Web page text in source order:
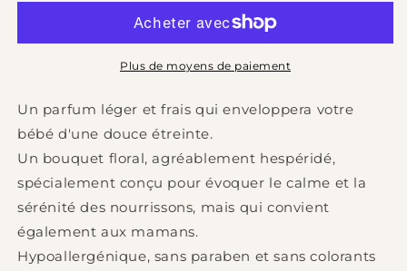
ml
30
ml
Plus de moyens de paiement
Un parfum léger et frais qui enveloppera votre
bébé d'une douce étreinte.
Un bouquet floral, agréablement hespéridé,
spécialement conçu pour évoquer le calme et la
sérénité des nourrissons, mais qui convient
également aux mamans.
Hypoallergénique, sans paraben et sans colorants